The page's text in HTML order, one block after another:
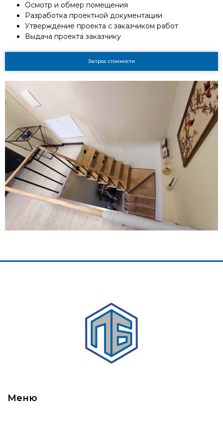
Осмотр и обмер помещения
Разработка проектной документации
Утверждение проекта с заказчиком работ
Выдача проекта заказчику
Запрос стоимости
Меню